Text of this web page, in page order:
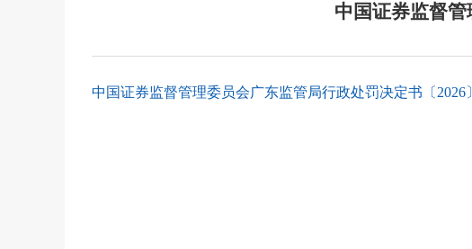
中国证券监督
中国证券监督管理委员会广东监管局行政处罚决定书〔2026